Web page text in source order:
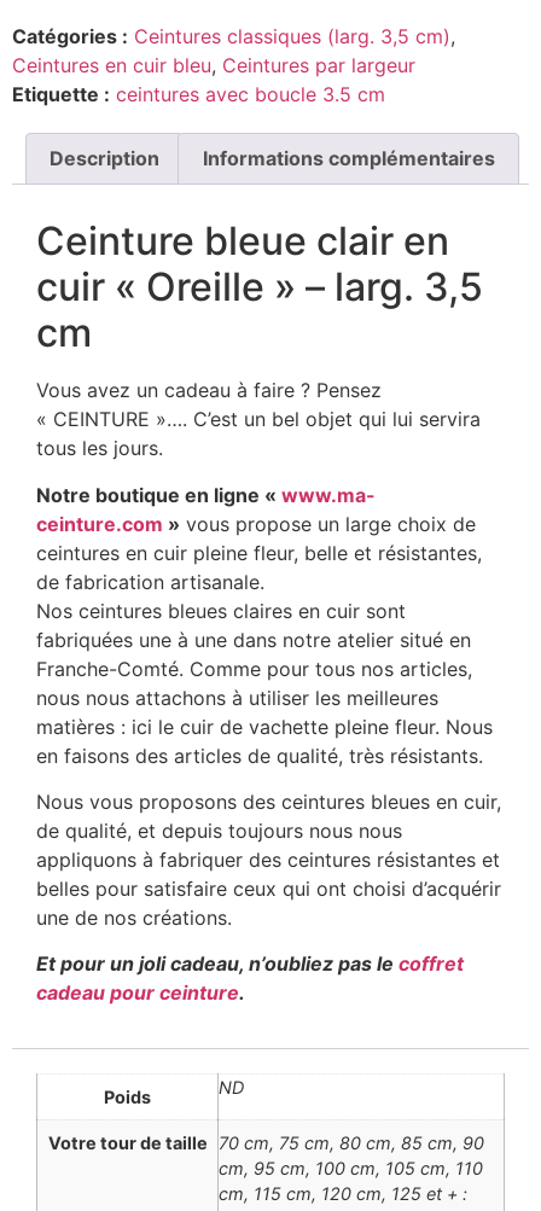
Catégories : Ceintures classiques (larg. 3,5 cm),
Ceintures en cuir bleu, Ceintures par largeur
Etiquette : ceintures avec boucle 3.5 cm
Description Informations complémentaires
Ceinture bleue clair en
cuir « Oreille » – larg. 3,5
cm
Vous avez un cadeau à faire ? Pensez
« CEINTURE »…. C’est un bel objet qui lui servira
tous les jours.
Notre boutique en ligne « www.ma-
ceinture.com » vous propose un large choix de
ceintures en cuir pleine fleur, belle et résistantes,
de fabrication artisanale.
Nos ceintures bleues claires en cuir sont
fabriquées une à une dans notre atelier situé en
Franche-Comté. Comme pour tous nos articles,
nous nous attachons à utiliser les meilleures
matières : ici le cuir de vachette pleine fleur. Nous
en faisons des articles de qualité, très résistants.
Nous vous proposons des ceintures bleues en cuir,
de qualité, et depuis toujours nous nous
appliquons à fabriquer des ceintures résistantes et
belles pour satisfaire ceux qui ont choisi d’acquérir
une de nos créations.
Et pour un joli cadeau, n’oubliez pas le coffret
cadeau pour ceinture.
Poids ND
Votre tour de taille
70 cm, 75 cm, 80 cm, 85 cm, 90
cm, 95 cm, 100 cm, 105 cm, 110
cm, 115 cm, 120 cm, 125 et + :